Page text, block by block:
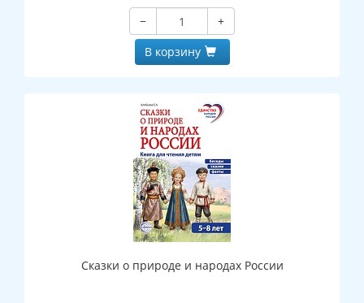
−
+
В корзину
Сказки о природе и народах России